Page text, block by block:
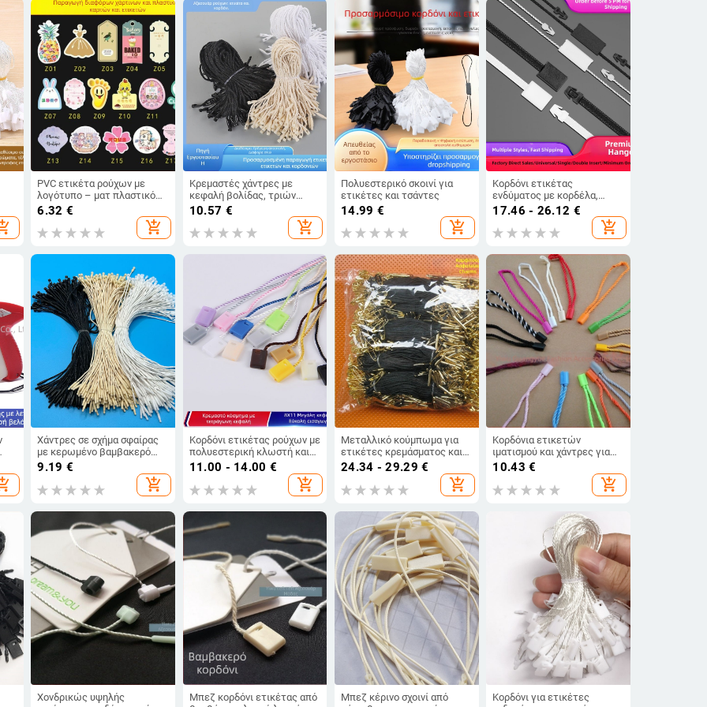
PVC ετικέτα ρούχων με
λογότυπο – ματ πλαστικό
κάρτα και χαρτινή ετικέτα
6.32 €
add_shopping_cart
Κρεμαστές χάντρες με
κεφαλή βολίδας, τριών
κλώνων βαμβακερός
10.57 €
add_shopping_cart
Πολυεστερικό σκοινί για
ετικέτες και τσάντες
14.99 €
add_shopping_cart
Κορδόνι ετικέτας
ενδύματος με κορδέλα,
πολυεστερική κλωστή,
17.46 - 26.12 €
add_shopping_cart
Χάντρες σε σχήμα σφαίρας
με κερωμένο βαμβακερό
κορδόνι για ετικέτες
ενδυμάτων και τσαντών
9.19 €
add_shopping_cart
Κορδόνι ετικέτας ρούχων με
πολυεστερική κλωστή και
πλαστικό κούμπωμα, σε
11.00 - 14.00 €
add_shopping_cart
Μεταλλικό κούμπωμα για
ετικέτες κρεμάσματος και
κορδόνια ρούχων
24.34 - 29.29 €
add_shopping_cart
Κορδόνια ετικετών
ιματισμού και χάντρες για
τετραγωνικές και κυκλικές
χάντρες, ποικιλία νημάτων
10.43 €
add_shopping_cart
Χονδρικώς υψηλής
Μπεζ κορδόνι ετικέτας από
Μπεζ κέρινο σχοινί από
Κορδόνι για ετικέτες